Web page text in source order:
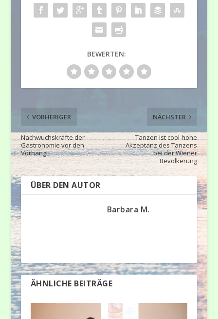
BEWERTEN:
VORHERIGER
Nachwuchskräfte der
Gastronomie vor den
Vorhang!
NÄCHSTER
Tanzen ist cool-hohe
Akzeptanz des Tanzens
bei der Wiener
Bevölkerung
ÜBER DEN AUTOR
Barbara M.
ÄHNLICHE BEITRÄGE